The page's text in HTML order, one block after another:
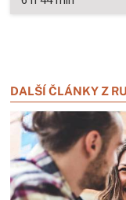
DALŠÍ ČLÁNKY Z